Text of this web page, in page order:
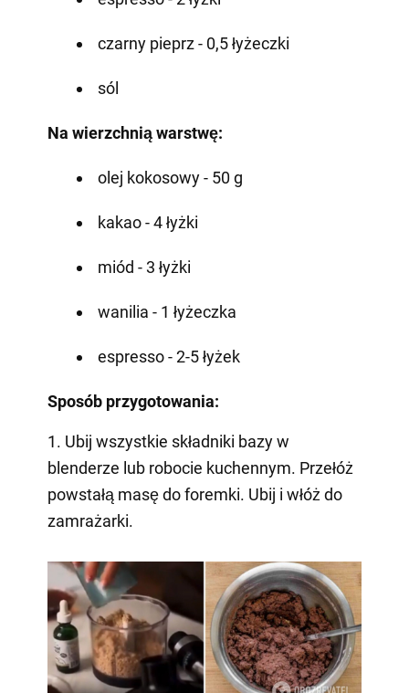
czarny pieprz - 0,5 łyżeczki
sól
Na wierzchnią warstwę:
olej kokosowy - 50 g
kakao - 4 łyżki
miód - 3 łyżki
wanilia - 1 łyżeczka
espresso - 2-5 łyżek
Sposób przygotowania:
1. Ubij wszystkie składniki bazy w
blenderze lub robocie kuchennym. Przełóż
powstałą masę do foremki. Ubij i włóż do
zamrażarki.